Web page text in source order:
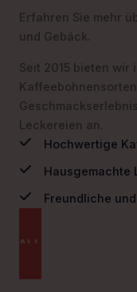
Erfahren Sie mehr
und Gebäck.
Seit 2015 bieten wir
Leckereien an.
Hochwertige
Hausgemachte
Freundliche
ALLES ÜBER UNS